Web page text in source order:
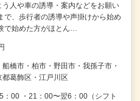
人や車の誘導・案内などをお願い
で、歩行者の誘導や声掛けから始め
で始めた方がほとん…
橋市・柏市・野田市・我孫子市・
葛飾区・江戸川区
：00 ・21：00〜翌6：00（シフト